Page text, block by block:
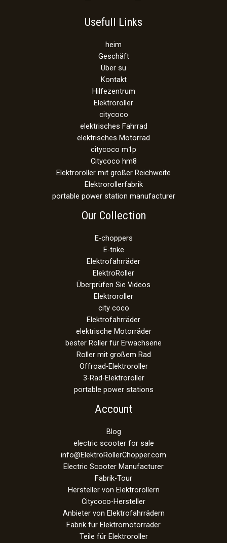
Usefull Links
heim
Geschäft
Über su
Kontakt
Hilfezentrum
Elektroroller
citycoco
elektrisches Fahrrad
elektrisches Motorrad
citycoco m1p
Citycoco hm8
Elektroroller mit großer Reichweite
Elektrorollerfabrik
portable power station manufacturer
Our Collection
E-choppers
E-trike
Elektrofahrräder
ElektroRoller
Überprüfen Sie Videos
Elektroroller
city coco
Elektrofahrräder
elektrische Motorräder
bester Roller für Erwachsene
Roller mit großem Rad
Offroad-Elektroroller
3-Rad-Elektroroller
portable power stations
Account
Blog
electric scooter for sale
info@ElektroRollerChopper.com
Electric Scooter Manufacturer
Fabrik-Tour
Hersteller von Elektrorollern
Citycoco-Hersteller
Anbieter von Elektrofahrrädern
Fabrik für Elektromotorräder
Teile für Elektroroller